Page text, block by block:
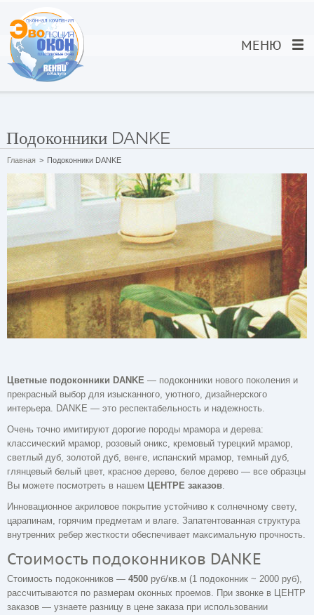
МЕНЮ
Подоконники DANKE
Главная > Подоконники DANKE
Цветные подоконники DANKE — подоконники нового поколения и
прекрасный выбор для изысканного, уютного, дизайнерского
интерьера. DANKE — это респектабельность и надежность.
Очень точно имитируют дорогие породы мрамора и дерева:
классический мрамор, розовый оникс, кремовый турецкий мрамор,
светлый дуб, золотой дуб, венге, испанский мрамор, темный дуб,
глянцевый белый цвет, красное дерево, белое дерево — все образцы
Вы можете посмотреть в нашем ЦЕНТРЕ заказов.
Инновационное акриловое покрытие устойчиво к солнечному свету,
царапинам, горячим предметам и влаге. Запатентованная структура
внутренних ребер жесткости обеспечивает максимальную прочность.
Стоимость подоконников DANKE
Стоимость подоконников — 4500 руб/кв.м (1 подоконник ~ 2000 руб),
рассчитываются по размерам оконных проемов. При звонке в ЦЕНТР
заказов — узнаете разницу в цене заказа при использовании